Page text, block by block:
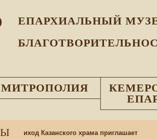
ЕПАРХИАЛЬНЫЙ
МИТРОПОЛИЯ
Казанского храма приглашает